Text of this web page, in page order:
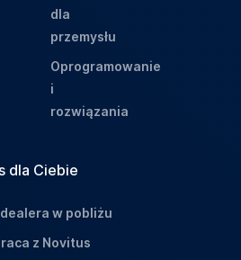
dla
przemysłu
Oprogramowanie
i
rozwiązania
dla Ciebie
w pobliżu
z Novitus